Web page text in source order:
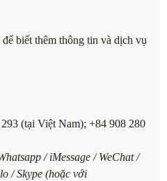
biết thêm thông tin và dịch vụ
(tại Việt Nam); +84 908 280
/ iMessage / WeChat /
/ Skype (hoặc với